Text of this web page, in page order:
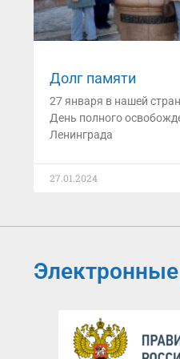
Долг памяти
27 января в нашей
День полного
Ленинграда
27.01.2024